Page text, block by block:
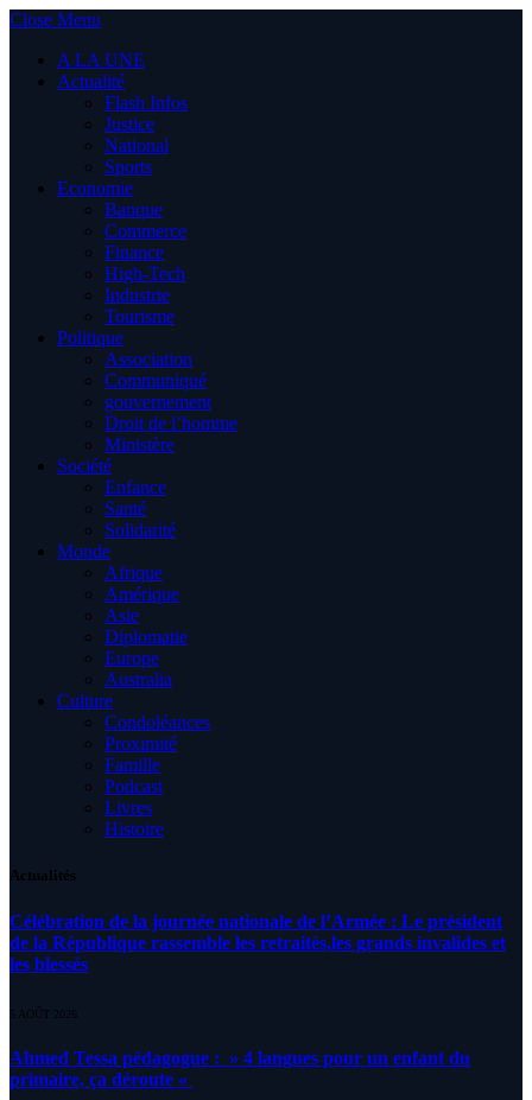
Close Menu
A LA UNE
Actualité
Flash Infos
Justice
National
Sports
Economie
Banque
Commerce
Finance
High-Tech
Industrie
Tourisme
Politique
Association
Communiqué
gouvernement
Droit de l’homme
Ministère
Société
Enfance
Santé
Solidarité
Monde
Afrique
Amérique
Asie
Diplomatie
Europe
Australia
Culture
Condoléances
Proximité
Famille
Podcast
Livres
Histoire
Actualités
Célébration de la journée nationale de l’Armée : Le président
de la République rassemble les retraités,les grands invalides et
les blessés
5 AOÛT 2026
Ahmed Tessa pédagogue : » 4 langues pour un enfant du
primaire, ça déroute «